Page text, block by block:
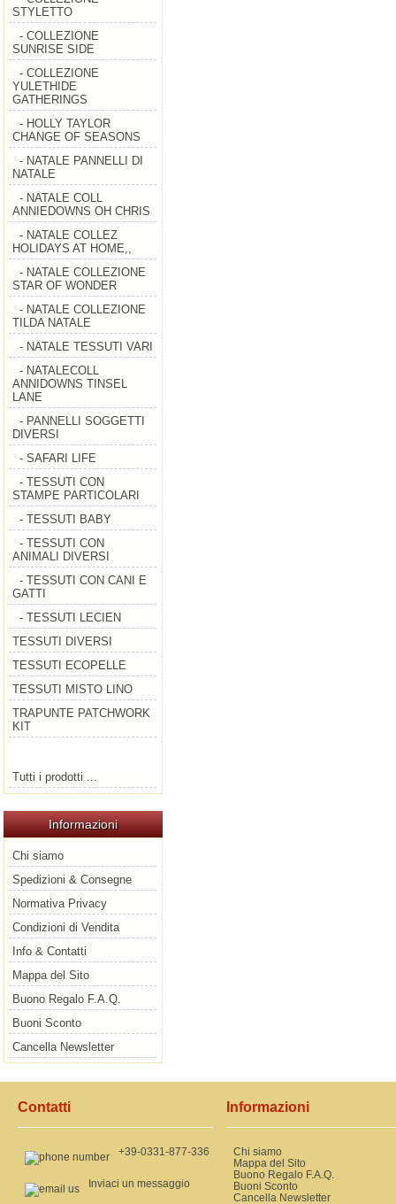
STYLETTO
- COLLEZIONE
SUNRISE SIDE
- COLLEZIONE
YULETHIDE
GATHERINGS
- HOLLY TAYLOR
CHANGE OF SEASONS
- NATALE PANNELLI DI
NATALE
- NATALE COLL
ANNIEDOWNS OH CHRIS
- NATALE COLLEZ
HOLIDAYS AT HOME,,
- NATALE COLLEZIONE
STAR OF WONDER
- NATALE COLLEZIONE
TILDA NATALE
- NATALE TESSUTI VARI
- NATALECOLL
ANNIDOWNS TINSEL
LANE
- PANNELLI SOGGETTI
DIVERSI
- SAFARI LIFE
- TESSUTI CON
STAMPE PARTICOLARI
- TESSUTI BABY
- TESSUTI CON
ANIMALI DIVERSI
- TESSUTI CON CANI E
GATTI
- TESSUTI LECIEN
TESSUTI DIVERSI
TESSUTI ECOPELLE
TESSUTI MISTO LINO
TRAPUNTE PATCHWORK
KIT
Tutti i prodotti ...
Informazioni
Chi siamo
Spedizioni & Consegne
Normativa Privacy
Condizioni di Vendita
Info & Contatti
Mappa del Sito
Buono Regalo F.A.Q.
Buoni Sconto
Cancella Newsletter
Contatti
+39-0331-877-336
Inviaci un messaggio
Informazioni
Chi siamo
Mappa del Sito
Buono Regalo F.A.Q.
Buoni Sconto
Cancella Newsletter